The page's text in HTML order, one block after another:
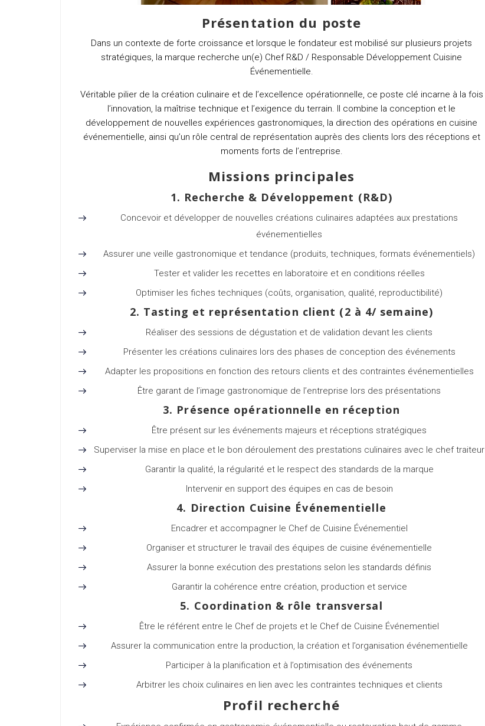
Présentation du poste
Dans un contexte de forte croissance et lorsque le fondateur est mobilisé sur plusieurs projets
stratégiques, la marque recherche un(e) Chef R&D / Responsable Développement Cuisine
Événementielle.
Véritable pilier de la création culinaire et de l’excellence opérationnelle, ce poste clé incarne à la fois
l’innovation, la maîtrise technique et l’exigence du terrain. Il combine la conception et le
développement de nouvelles expériences gastronomiques, la direction des opérations en cuisine
événementielle, ainsi qu’un rôle central de représentation auprès des clients lors des réceptions et
moments forts de l’entreprise.
Missions principales
1. Recherche & Développement (R&D)
Concevoir et développer de nouvelles créations culinaires adaptées aux prestations
événementielles
Assurer une veille gastronomique et tendance (produits, techniques, formats événementiels)
Tester et valider les recettes en laboratoire et en conditions réelles
Optimiser les fiches techniques (coûts, organisation, qualité, reproductibilité)
2. Tasting et représentation client (2 à 4/ semaine)
Réaliser des sessions de dégustation et de validation devant les clients
Présenter les créations culinaires lors des phases de conception des événements
Adapter les propositions en fonction des retours clients et des contraintes événementielles
Être garant de l’image gastronomique de l’entreprise lors des présentations
3. Présence opérationnelle en réception
Être présent sur les événements majeurs et réceptions stratégiques
Superviser la mise en place et le bon déroulement des prestations culinaires avec le chef traiteur
Garantir la qualité, la régularité et le respect des standards de la marque
Intervenir en support des équipes en cas de besoin
4. Direction Cuisine Événementielle
Encadrer et accompagner le Chef de Cuisine Événementiel
Organiser et structurer le travail des équipes de cuisine événementielle
Assurer la bonne exécution des prestations selon les standards définis
Garantir la cohérence entre création, production et service
5. Coordination & rôle transversal
Être le référent entre le Chef de projets et le Chef de Cuisine Événementiel
Assurer la communication entre la production, la création et l’organisation événementielle
Participer à la planification et à l’optimisation des événements
Arbitrer les choix culinaires en lien avec les contraintes techniques et clients
Profil recherché